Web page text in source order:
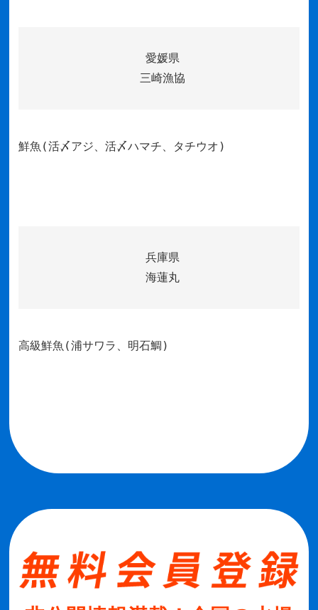
愛媛県
三崎漁協
鮮魚(活〆アジ、活〆ハマチ、タチウオ)
兵庫県
海蓮丸
高級鮮魚(浦サワラ、明石鯛)